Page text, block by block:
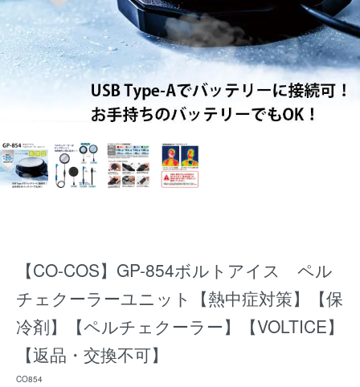
【CO-COS】GP-854ボルトアイス ペル
チェクーラーユニット【熱中症対策】【保
冷剤】【ペルチェクーラー】【VOLTICE】
【返品・交換不可】
CO854